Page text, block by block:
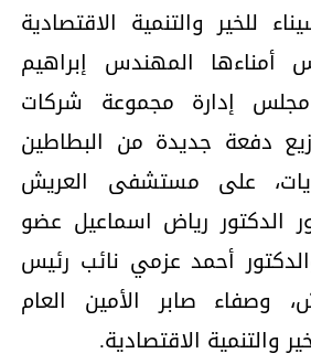
للخير والتنمية الاقتصادية
المهندس إبراهيم
إدارة مجموعة شركات
دفعة جديدة من البطاطين
على مستشفى العريش
الدكتور رياض اسماعيل عضو
أحمد عزمي نائب رئيس
وصفاء صابر الأمين العام
والتنمية الاقتصادية.